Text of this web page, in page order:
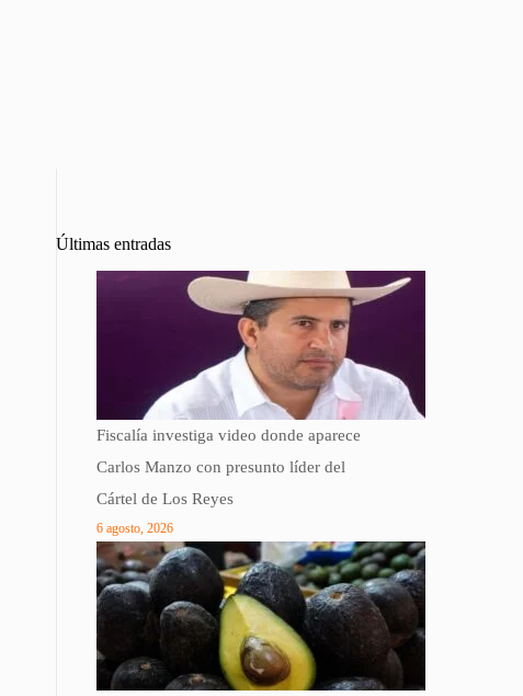
Últimas entradas
Fiscalía investiga video donde aparece
Carlos Manzo con presunto líder del
Cártel de Los Reyes
6 agosto, 2026